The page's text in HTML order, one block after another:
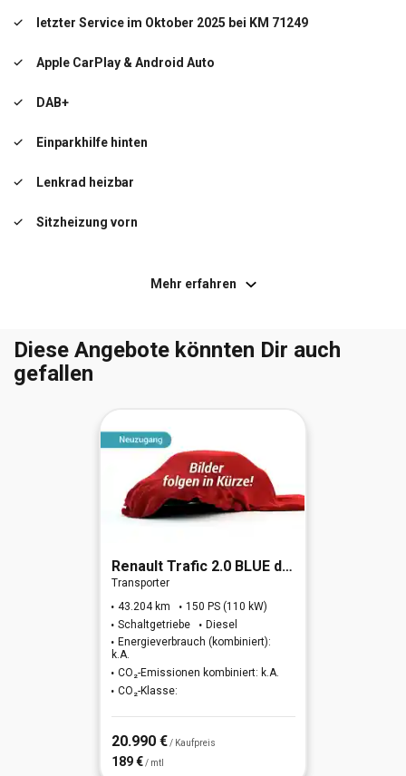
Sitzheizung vorn
letzter Service im Oktober 2025 bei KM 71249
Apple CarPlay & Android Auto
DAB+
Einparkhilfe hinten
Lenkrad heizbar
Sitzheizung vorn
Fernlichtassistent
Freisprecheinrichtung Bluetooth
Smartphone Schnittstelle
USB-Anschluss
Mehr erfahren
Diese Angebote könnten Dir auch
gefallen
Renault Trafic 2.0 BLUE dCi 150 L1H1 3,0t Komfort (EU6d)
Transporter
43.204 km
150 PS (110 kW)
Schaltgetriebe
Diesel
Energieverbrauch (kombiniert):
k.A.
CO₂-Emissionen kombiniert: k.A.
CO₂-Klasse:
20.990 € / Kaufpreis
189 € / mtl